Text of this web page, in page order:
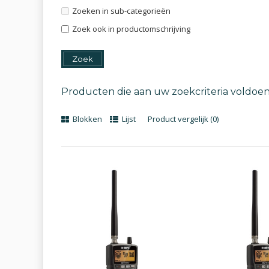
Zoeken in sub-categorieën
Zoek ook in productomschrijving
Producten die aan uw zoekcriteria
Blokken Lijst Product vergelijk (0)